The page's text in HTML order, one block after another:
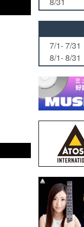
7/1- 7/31
8/1- 8/31